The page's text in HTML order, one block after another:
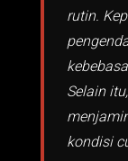
rutin.
Selain
kondisi